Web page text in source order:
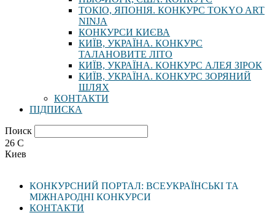
ТОКІО, ЯПОНІЯ. КОНКУРС TOKYO ART
NINJA
КОНКУРСИ КИЄВА
КИЇВ, УКРАЇНА. КОНКУРС
ТАЛАНОВИТЕ ЛІТО
КИЇВ, УКРАЇНА. КОНКУРС АЛЕЯ ЗІРОК
КИЇВ, УКРАЇНА. КОНКУРС ЗОРЯНИЙ
ШЛЯХ
КОНТАКТИ
ПІДПИСКА
Поиск
26 C
Киев
КОНКУРСНИЙ ПОРТАЛ: ВСЕУКРАЇНСЬКІ ТА
МІЖНАРОДНІ КОНКУРСИ
КОНТАКТИ